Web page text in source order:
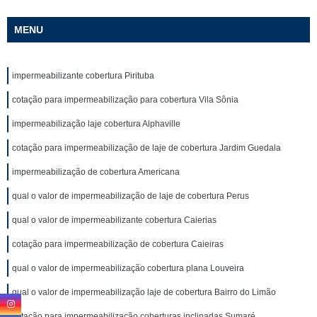
MENU
impermeabilizante cobertura Pirituba
cotação para impermeabilização para cobertura Vila Sônia
impermeabilização laje cobertura Alphaville
cotação para impermeabilização de laje de cobertura Jardim Guedala
impermeabilização de cobertura Americana
qual o valor de impermeabilização de laje de cobertura Perus
qual o valor de impermeabilizante cobertura Caierias
cotação para impermeabilização de cobertura Caieiras
qual o valor de impermeabilização cobertura plana Louveira
qual o valor de impermeabilização laje de cobertura Bairro do Limão